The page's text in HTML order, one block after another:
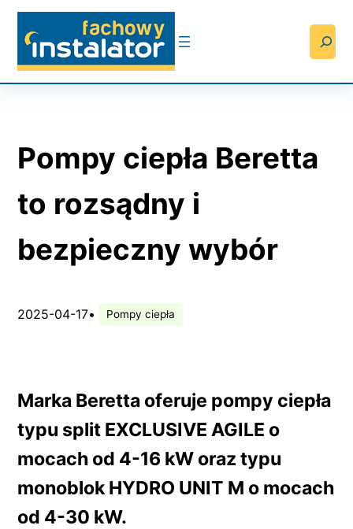
Przejdź
treści
Pompy ciepła Beretta
to rozsądny i
bezpieczny wybór
2025-04-17• Pompy ciepła
Marka Beretta oferuje pompy ciepła
typu split EXCLUSIVE AGILE o
mocach od 4-16 kW oraz typu
monoblok HYDRO UNIT M o mocach
od 4-30 kW.